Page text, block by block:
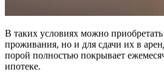
В таких условиях можно
проживания, но и для сдачи их в
порой полностью покрывает
ипотеке.